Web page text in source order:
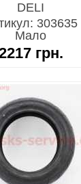
DELI
303635
Мало
грн.